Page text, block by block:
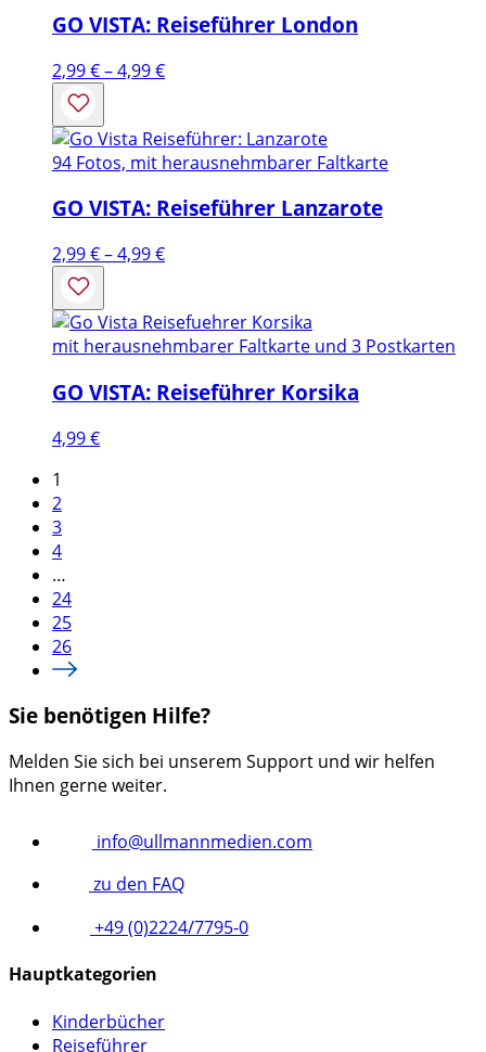
GO VISTA: Reiseführer London
2,99€–4,99€Preisspanne:
4,99 €
94 Fotos, mit herausnehmbarer Faltkarte
GO VISTA: Reiseführer Lanzarote
2,99€–4,99€Preisspanne:
4,99 €
mit herausnehmbarer Faltkarte und 3 Postkarten
GO VISTA: Reiseführer Korsika
4,99€
1
2
3
4
…
24
25
26
Sie benötigen Hilfe?
Melden Sie sich bei unserem Support und wir helfen
Ihnen gerne weiter.
info@ullmannmedien.com
zu den FAQ
+49 (0)2224/7795-0
Hauptkategorien
Kinderbücher
Reiseführer